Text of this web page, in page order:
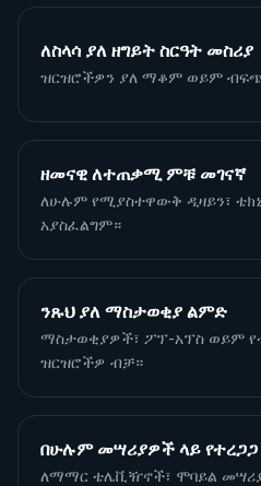
ለስላሳ ያለ ዘግይት ስርዓት መስሪያ
ዝርዝሮችዎን ያለ ማቆም ወይም
ዘመናዊ ለተጠቃሚ ምቹ መገናኛ
ለሁሉም የሚያስተዋውቅ ዲዛይን፣
አያስፈልግም።
ንጹህ ያለ ማስታወቂያ ልምድ
ማስታወቂያዎች፣ ፖፕ-አፕስ ወይም
ዝርዝሮችዎ ብቻ።
በሁሉም መሣሪያዎች ላይ
ለማማር ቴሌቪዥኖች፣ ሞባይል